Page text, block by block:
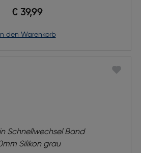
€ 39,99
in den Warenkorb